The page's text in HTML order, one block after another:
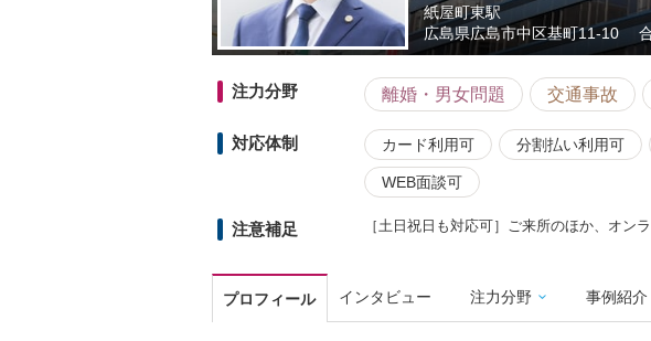
紙屋町東駅
広島県広島市中区基町11-10
注力分野 離婚・男女問題 交通事故
対応体制 カード利用可 分割払い利用可
WEB面談可
注意補足 ［土日祝日も対応可］ご来所のほか、オン
プロフィール インタビュー 注力分野 事例紹介